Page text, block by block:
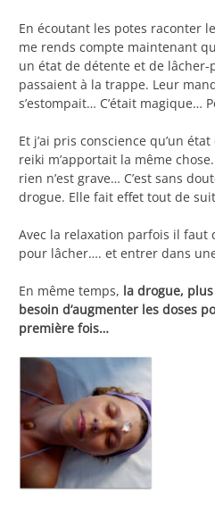
En écoutant les potes raconter
me rends compte maintenant
un état de détente et de
passaient à la trappe. Leur
s’estompait… C’était magique…
Et j’ai pris conscience qu’un
reiki m’apportait la même
rien n’est grave… C’est sans
drogue. Elle fait effet tout de
Avec la relaxation parfois il faut
pour lâcher…. et entrer dans
En même temps, la drogue,
besoin d’augmenter les doses
première fois…